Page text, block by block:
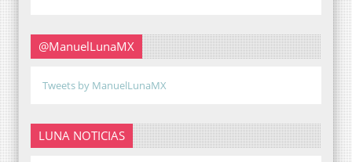
@ManuelLunaMX
Tweets by ManuelLunaMX
LUNA NOTICIAS